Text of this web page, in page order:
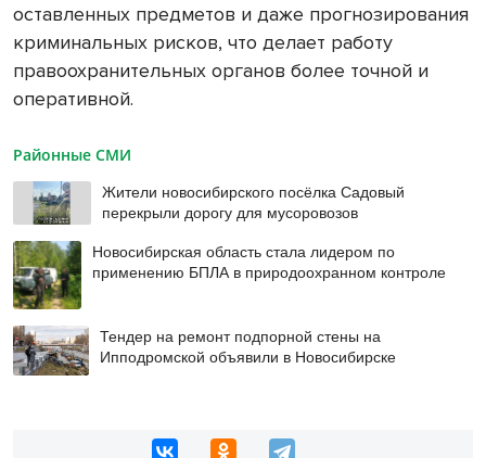
оставленных предметов и даже прогнозирования
криминальных рисков, что делает работу
правоохранительных органов более точной и
оперативной.
Районные СМИ
Жители новосибирского посёлка Садовый
перекрыли дорогу для мусоровозов
Новосибирская область стала лидером по
применению БПЛА в природоохранном контроле
Тендер на ремонт подпорной стены на
Ипподромской объявили в Новосибирске